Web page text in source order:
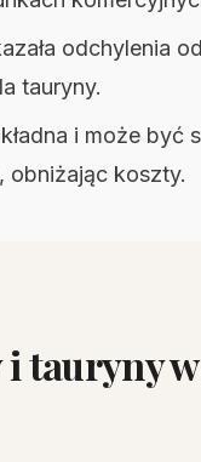
odchylenia
tauryny.
i może być
obniżając koszty.
tauryny